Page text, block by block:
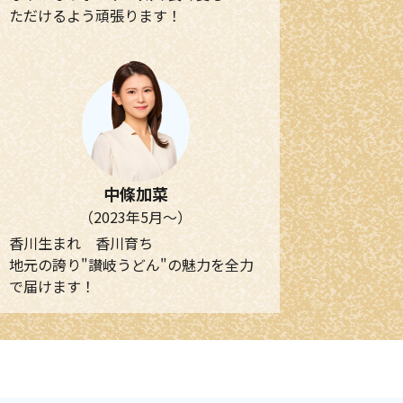
ただけるよう頑張ります！
中條加菜
（2023年5月～）
香川生まれ 香川育ち
地元の誇り"讃岐うどん"の魅力を全力
で届けます！